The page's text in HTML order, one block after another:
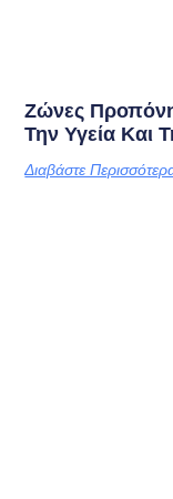
Ζώνες
Την Υγεία Και
Διαβάστε